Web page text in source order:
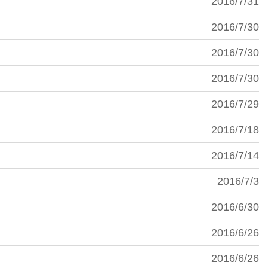
2016/7/30
2016/7/30
2016/7/30
2016/7/29
2016/7/18
2016/7/14
2016/7/3
2016/6/30
2016/6/26
2016/6/26